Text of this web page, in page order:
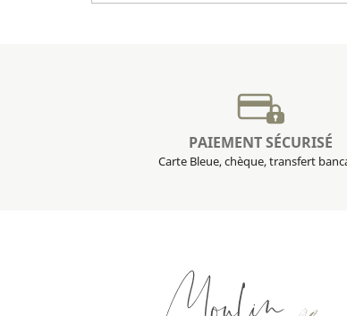
PAIEMENT SÉCURISÉ
Carte Bleue, chèque, transfert